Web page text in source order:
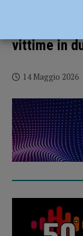
vittime in
14 Maggio 2026